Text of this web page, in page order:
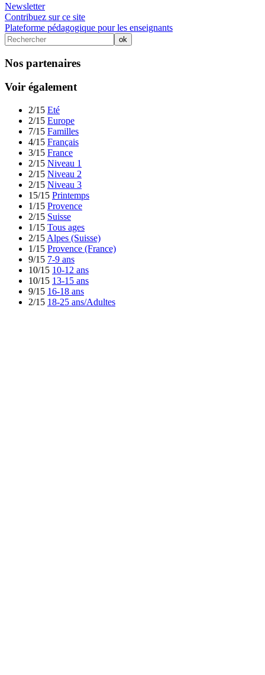
Newsletter
Contribuez sur ce site
Plateforme pédagogique pour les enseignants
Nos partenaires
Voir également
2/15 Eté
2/15 Europe
7/15 Familles
4/15 Français
3/15 France
2/15 Niveau 1
2/15 Niveau 2
2/15 Niveau 3
15/15 Printemps
1/15 Provence
2/15 Suisse
1/15 Tous ages
2/15 Alpes (Suisse)
1/15 Provence (France)
9/15 7-9 ans
10/15 10-12 ans
10/15 13-15 ans
9/15 16-18 ans
2/15 18-25 ans/Adultes